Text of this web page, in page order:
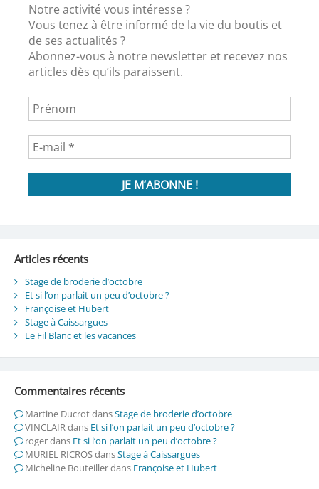
Notre activité vous intéresse ?
Vous tenez à être informé de la vie du boutis et
de ses actualités ?
Abonnez-vous à notre newsletter et recevez nos
articles dès qu’ils paraissent.
Articles récents
Stage de broderie d’octobre
Et si l’on parlait un peu d’octobre ?
Françoise et Hubert
Stage à Caissargues
Le Fil Blanc et les vacances
Commentaires récents
Martine DucrotdansStage de broderie d’octobre
VINCLAIRdans Et si l’on parlait un peu d’octobre ?
rogerdans Et si l’on parlait un peu d’octobre ?
MURIEL RICROSdansStage à Caissargues
Micheline Bouteillerdans Françoise et Hubert